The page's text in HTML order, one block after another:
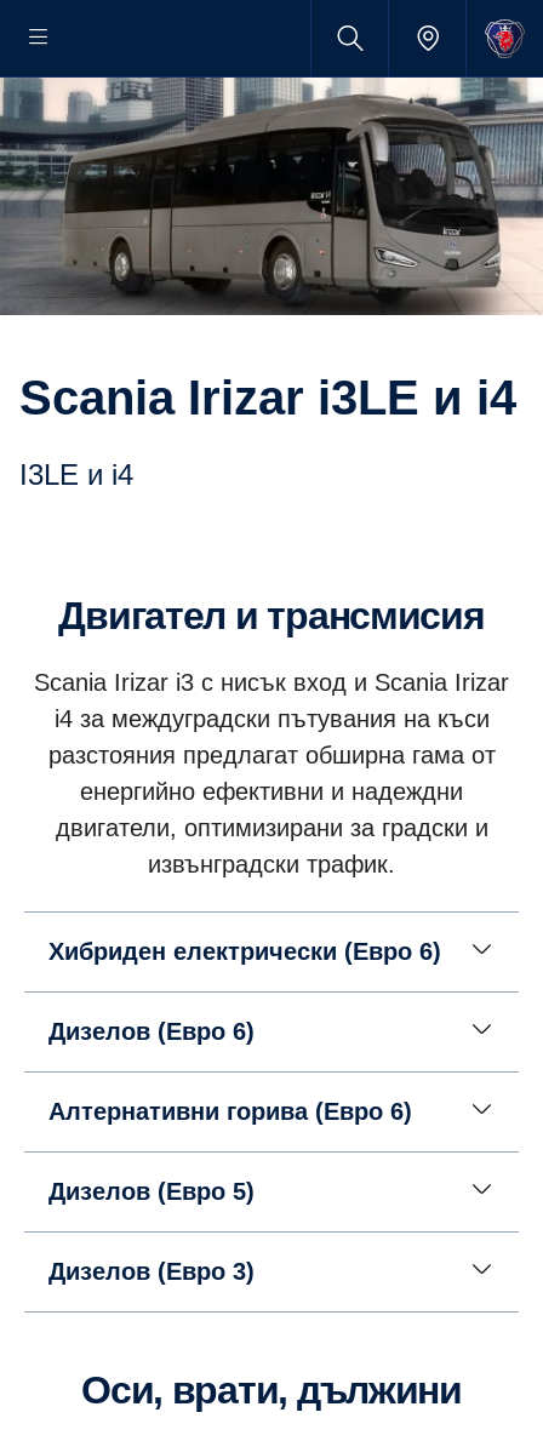
Scania Irizar i3LE и i4
i3LE и i4
Двигател и трансмисия
Scania Irizar i3 с нисък вход и Scania Irizar
i4 за междуградски пътувания на къси
разстояния предлагат обширна гама от
енергийно ефективни и надеждни
двигатели, оптимизирани за градски и
извънградски трафик.
Хибриден електрически (Евро 6)
Дизелов (Евро 6)
Алтернативни горива (Евро 6)
Дизелов (Евро 5)
Дизелов (Евро 3)
Оси, врати, дължини